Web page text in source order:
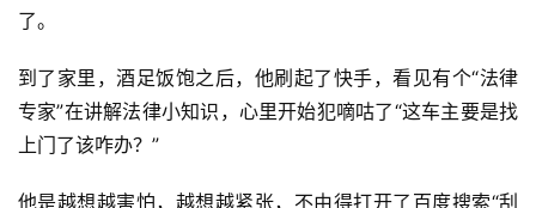
了。
到了家里，酒足饭饱之后，他刷起了快手，看见有个“法律
专家”在讲解法律小知识，心里开始犯嘀咕了“这车主要是找
上门了该咋办？”
他是越想越害怕，越想越紧张，不由得打开了百度搜索“刮